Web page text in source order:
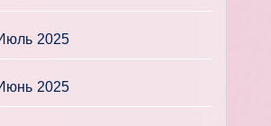
2025
2025